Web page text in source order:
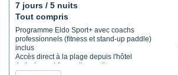
7 jours / 5 nuits
Tout compris
Programme Eldo Sport+ avec coachs
professionnels (fitness et stand-up paddle)
inclus
Accès direct à la plage depuis l'hôtel
4 piscines et 1 spa d'exception